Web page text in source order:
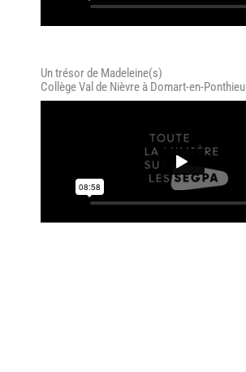
Un trésor de Madeleine(s)
Collège Val de Nièvre à Domart-en-Ponthieu